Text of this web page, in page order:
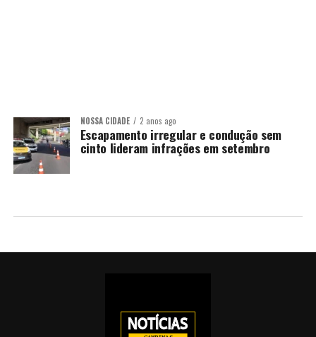
NOSSA CIDADE 2 anos ago
Escapamento irregular e condução sem
cinto lideram infrações em setembro